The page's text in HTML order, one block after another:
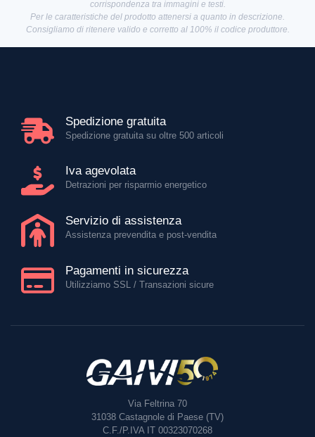
corrispondenza tra immagini e testi.
Per le caratteristiche del prodotto attenersi a quanto in descrizione.
Consigliamo di ritenere valido e corretto al 100% il codice produttore.
Spedizione gratuita
Spedizione gratuita su oltre 500 articoli
Iva agevolata
Detrazioni per risparmio energetico
Servizio di assistenza
Assistenza prevendita e post-vendita
Pagamenti in sicurezza
Utilizziamo SSL / Transazioni sicure
Via Feltrina 70
31038 Castagnole di Paese (TV)
C.F./P.IVA IT 00323070268